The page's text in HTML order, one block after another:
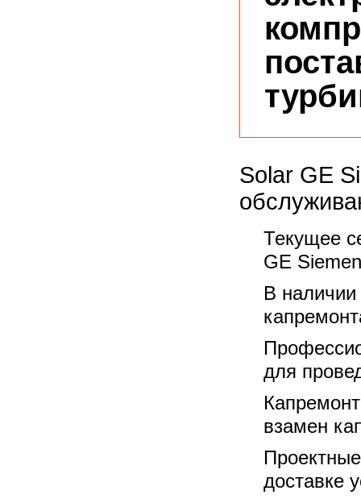
Solar GE
Текущее
GE
В
для
взамен
доставке